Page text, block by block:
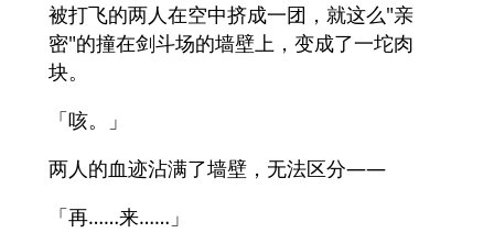
被打飞的两人在空中挤成一团，就这么"亲
密"的撞在剑斗场的墙壁上，变成了一坨肉
块。
「咳。」
两人的血迹沾满了墙壁，无法区分——
「再……来……」